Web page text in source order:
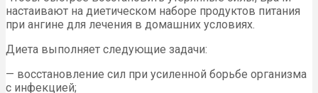
настаивают на диетическом наборе продуктов питания
при ангине для лечения в домашних условиях.
Диета выполняет следующие задачи:
— восстановление сил при усиленной борьбе организма
с инфекцией;